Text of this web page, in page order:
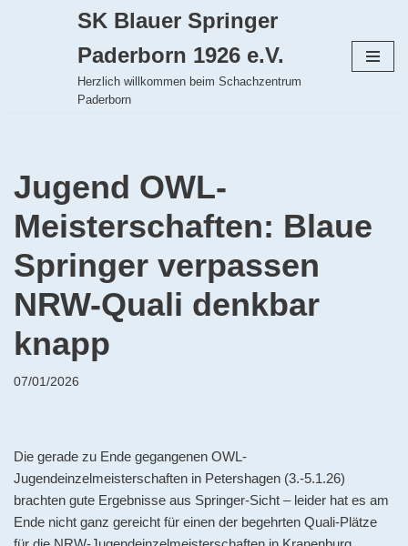
SK Blauer Springer
Paderborn 1926 e.V.
Herzlich willkommen beim Schachzentrum
Paderborn
Jugend OWL-
Meisterschaften: Blaue
Springer verpassen
NRW-Quali denkbar
knapp
07/01/2026
Die gerade zu Ende gegangenen OWL-
Jugendeinzelmeisterschaften in Petershagen (3.-5.1.26)
brachten gute Ergebnisse aus Springer-Sicht – leider hat es am
Ende nicht ganz gereicht für einen der begehrten Quali-Plätze